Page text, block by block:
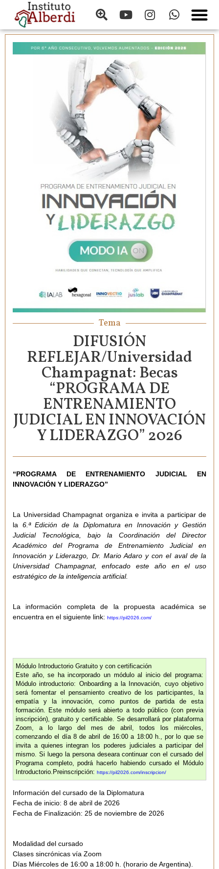
Tema
DIFUSIÓN
REFLEJAR/Universidad
Champagnat: Becas
“PROGRAMA DE
ENTRENAMIENTO
JUDICIAL EN INNOVACIÓN
Y LIDERAZGO” 2026
“PROGRAMA DE ENTRENAMIENTO JUDICIAL EN
INNOVACIÓN Y LIDERAZGO”
La Universidad Champagnat organiza e invita a participar de
la 6.ª Edición de la Diplomatura en Innovación y Gestión
Judicial Tecnológica, bajo la Coordinación del Director
Académico del Programa de Entrenamiento Judicial en
Innovación y Liderazgo, Dr. Mario Adaro y con el aval de la
Universidad Champagnat, enfocado este año en el uso
estratégico de la inteligencia artificial.
La información completa de la propuesta académica se
encuentra en el siguiente link: https://pil2026.com/
Módulo Introductorio Gratuito y con certificación
Este año, se ha incorporado un módulo al inicio del programa:
Módulo introductorio: Onboarding a la Innovación, cuyo objetivo
será fomentar el pensamiento creativo de los participantes, la
empatía y la innovación, como puntos de partida de esta
formación. Este módulo será abierto a todo público (con previa
inscripción), gratuito y certificable. Se desarrollará por plataforma
Zoom, a lo largo del mes de abril, todos los miércoles,
comenzando el día 8 de abril de 16:00 a 18:00 h., por lo que se
invita a quienes integran los poderes judiciales a participar del
mismo. Si luego la persona deseara continuar con el cursado del
Programa completo, podrá hacerlo habiendo cursado el Módulo
Introductorio. Preinscripción: https://pil2026.com/inscripcion/
Información del cursado de la Diplomatura
Fecha de inicio: 8 de abril de 2026
Fecha de Finalización: 25 de noviembre de 2026
Modalidad del cursado
Clases sincrónicas vía Zoom
Días Miércoles de 16:00 a 18:00 h. (horario de Argentina).